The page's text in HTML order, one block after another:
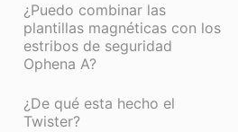
¿Puedo combinar las
plantillas magnéticas con los
estribos de seguridad
Ophena A?
¿De qué esta hecho el
Twister?